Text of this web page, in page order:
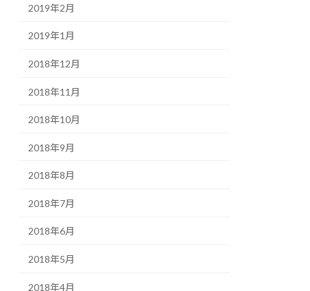
2019年2月
2019年1月
2018年12月
2018年11月
2018年10月
2018年9月
2018年8月
2018年7月
2018年6月
2018年5月
2018年4月